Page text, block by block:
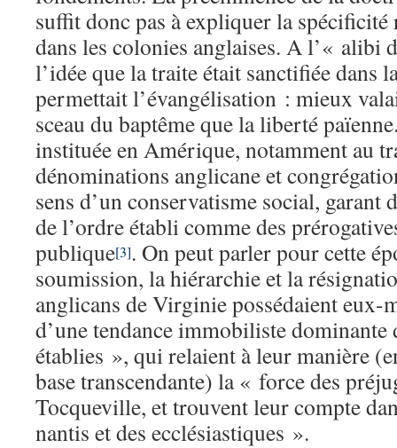
suffit donc pas à expliquer la spécificité
dans les colonies anglaises. A l’« alibi
l’idée que la traite était sanctifiée dans
permettait l’évangélisation : mieux
sceau du baptême que la liberté
instituée en Amérique, notamment au
dénominations anglicane et
sens d’un conservatisme social,
de l’ordre établi comme des
publique[3]. On peut parler pour cette
soumission, la hiérarchie et la
anglicans de Virginie possédaient eux-
d’une tendance immobiliste
établies », qui relaient à leur manière
base transcendante) la « force des
Tocqueville, et trouvent leur compte
nantis et des ecclésiastiques ».